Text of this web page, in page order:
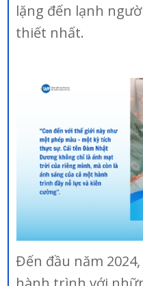
lặng đến lạnh
thiết nhất.
Đến đầu năm